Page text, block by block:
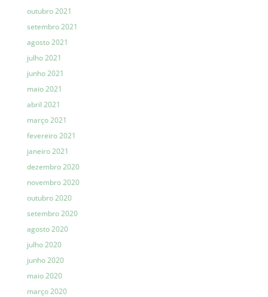
outubro 2021
setembro 2021
agosto 2021
julho 2021
junho 2021
maio 2021
abril 2021
março 2021
fevereiro 2021
janeiro 2021
dezembro 2020
novembro 2020
outubro 2020
setembro 2020
agosto 2020
julho 2020
junho 2020
maio 2020
março 2020